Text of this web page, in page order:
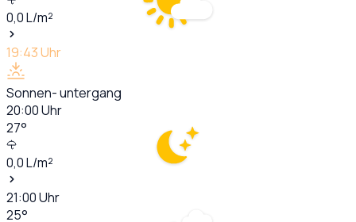
0,0L/m²
19:43Uhr
Sonnen- untergang
20:00Uhr
27°
0,0L/m²
21:00Uhr
25°